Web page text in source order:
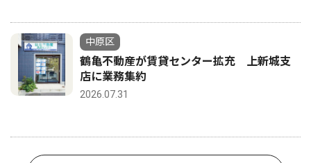
中原区
鶴亀不動産が賃貸センター拡充 上新城支
店に業務集約
2026.07.31